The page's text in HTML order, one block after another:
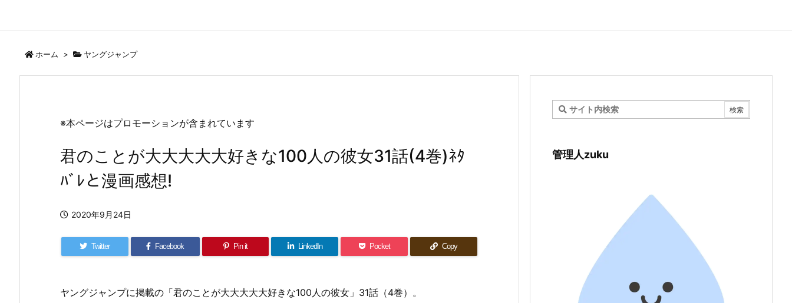
ホーム > ヤングジャンプ
※本ページはプロモーションが含まれています
君のことが大大大大大好きな100人の彼女31話(4巻)ﾈﾀ
ﾊﾞﾚと漫画感想!
2020年9月24日
Twitter Facebook Pin it LinkedIn Pocket Copy
ヤングジャンプに掲載の「君のことが大大大大大好きな100人の彼女」31話（4巻）。
管理人zuku